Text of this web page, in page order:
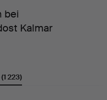
bei
Kalmar
(1 223)